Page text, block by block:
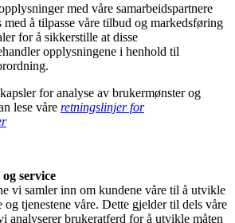
med våre samarbeidspartnere
med å tilpasse våre tilbud og markedsføring
for å sikkerstille at disse
opplysningene i henhold til
for analyse av brukermønster og
lese våre retningslinjer for
service
vi samler inn om kundene våre til å utvikle
tjenestene våre. Dette gjelder til dels våre
analyserer brukeratferd for å utvikle måten